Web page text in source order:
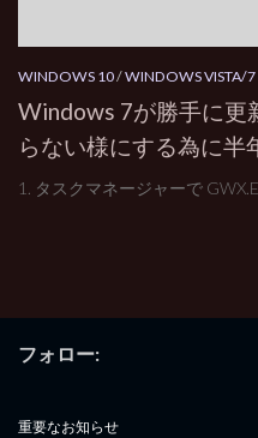
WINDOWS 10/WINDOWS VISTA/7
Windows 7が勝手に更
らない様にする為に半
1. タスクマネージャーで
フォロー:
重要なお知らせ